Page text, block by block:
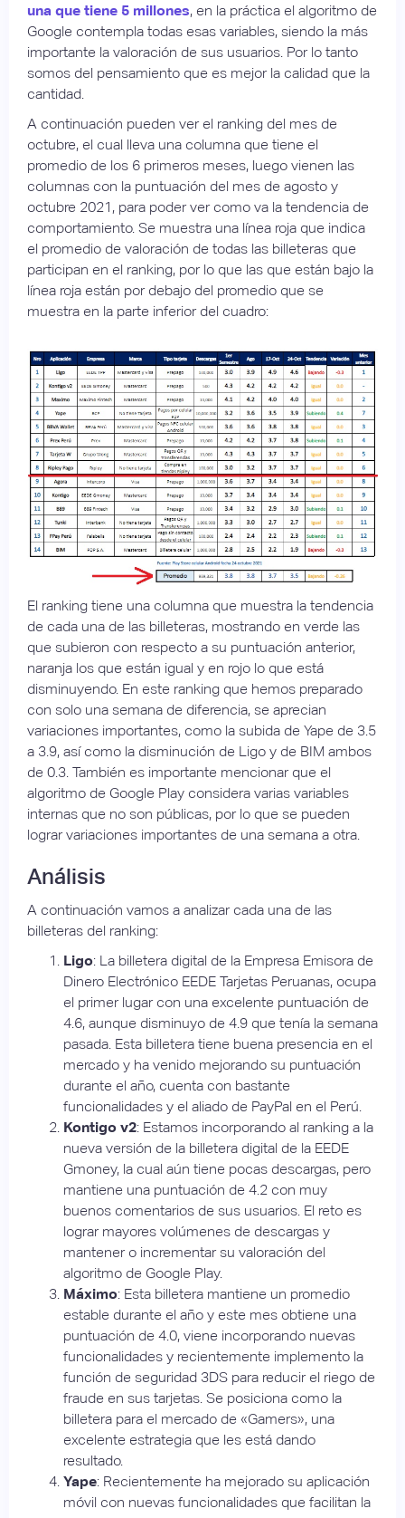
una que tiene 5 millones, en la práctica el algoritmo de
Google contempla todas esas variables, siendo la más
importante la valoración de sus usuarios. Por lo tanto
somos del pensamiento que es mejor la calidad que la
cantidad.
A continuación pueden ver el ranking del mes de
octubre, el cual lleva una columna que tiene el
promedio de los 6 primeros meses, luego vienen las
columnas con la puntuación del mes de agosto y
octubre 2021, para poder ver como va la tendencia de
comportamiento. Se muestra una línea roja que indica
el promedio de valoración de todas las billeteras que
participan en el ranking, por lo que las que están bajo la
línea roja están por debajo del promedio que se
muestra en la parte inferior del cuadro:
El ranking tiene una columna que muestra la tendencia
de cada una de las billeteras, mostrando en verde las
que subieron con respecto a su puntuación anterior,
naranja los que están igual y en rojo lo que está
disminuyendo. En este ranking que hemos preparado
con solo una semana de diferencia, se aprecian
variaciones importantes, como la subida de Yape de 3.5
a 3.9, así como la disminución de Ligo y de BIM ambos
de 0.3. También es importante mencionar que el
algoritmo de Google Play considera varias variables
internas que no son públicas, por lo que se pueden
lograr variaciones importantes de una semana a otra.
Análisis
A continuación vamos a analizar cada una de las
billeteras del ranking:
Ligo: La billetera digital de la Empresa Emisora de
Dinero Electrónico EEDE Tarjetas Peruanas, ocupa
el primer lugar con una excelente puntuación de
4.6, aunque disminuyo de 4.9 que tenía la semana
pasada. Esta billetera tiene buena presencia en el
mercado y ha venido mejorando su puntuación
durante el año, cuenta con bastante
funcionalidades y el aliado de PayPal en el Perú.
Kontigo v2: Estamos incorporando al ranking a la
nueva versión de la billetera digital de la EEDE
Gmoney, la cual aún tiene pocas descargas, pero
mantiene una puntuación de 4.2 con muy
buenos comentarios de sus usuarios. El reto es
lograr mayores volúmenes de descargas y
mantener o incrementar su valoración del
algoritmo de Google Play.
Máximo: Esta billetera mantiene un promedio
estable durante el año y este mes obtiene una
puntuación de 4.0, viene incorporando nuevas
funcionalidades y recientemente implemento la
función de seguridad 3DS para reducir el riego de
fraude en sus tarjetas. Se posiciona como la
billetera para el mercado de «Gamers», una
excelente estrategia que les está dando
resultado.
Yape: Recientemente ha mejorado su aplicación
móvil con nuevas funcionalidades que facilitan la